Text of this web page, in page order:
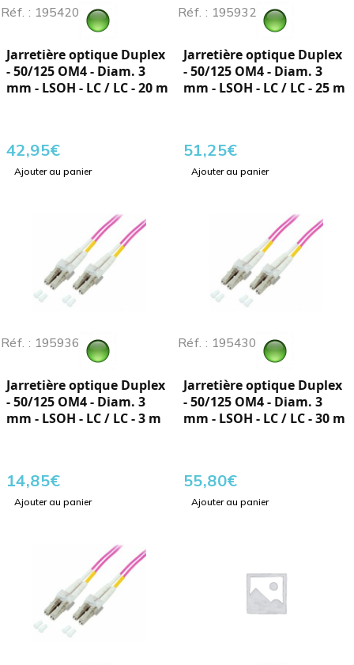
Réf. : 195420
Jarretière optique Duplex
- 50/125 OM4 - Diam. 3
mm - LSOH - LC / LC - 20 m
42,95€
Ajouter au panier
Réf. : 195932
Jarretière optique Duplex
- 50/125 OM4 - Diam. 3
mm - LSOH - LC / LC - 25 m
51,25€
Ajouter au panier
Réf. : 195936
Jarretière optique Duplex
- 50/125 OM4 - Diam. 3
mm - LSOH - LC / LC - 3 m
14,85€
Ajouter au panier
Réf. : 195430
Jarretière optique Duplex
- 50/125 OM4 - Diam. 3
mm - LSOH - LC / LC - 30 m
55,80€
Ajouter au panier